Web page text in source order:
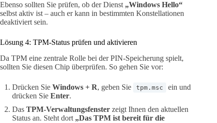
Ebenso sollten Sie prüfen, ob der Dienst „Windows Hello“
selbst aktiv ist – auch er kann in bestimmten Konstellationen
deaktiviert sein.
Lösung 4: TPM-Status prüfen und aktivieren
Da TPM eine zentrale Rolle bei der PIN-Speicherung spielt,
sollten Sie diesen Chip überprüfen. So gehen Sie vor:
Drücken Sie Windows + R, geben Sie tpm.msc
ein und
drücken Sie Enter.
Das TPM-Verwaltungsfenster zeigt Ihnen den aktuellen
Status an. Steht dort „Das TPM ist bereit für die